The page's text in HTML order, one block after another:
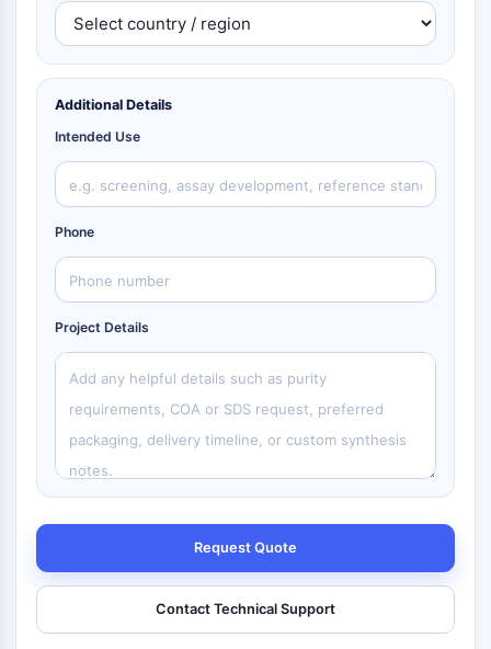
Additional Details
Intended Use
Phone
Project Details
Request Quote
Contact Technical Support